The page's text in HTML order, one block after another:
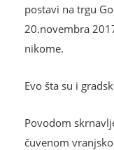
postavi na trgu
20.novembra
nikome.
Evo šta su i
Povodom
čuvenom